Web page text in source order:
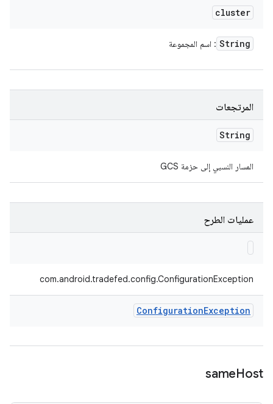
cluster
String : اسم المجموعة
المرتجعات
String
المسار النسبي إلى حزمة GCS
عمليات الطرح
com.android.tradefed.config.ConfigurationException
ConfigurationException
sameHost